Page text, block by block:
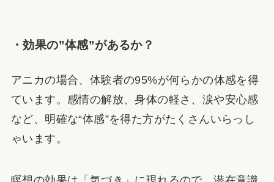
・効果の”体感”があるか？
アニカの場合、体験者の95%が何らかの体感を得
ています。感情の解放、身体の軽さ、涙や安心感
など、明確な“体感”を得た方がたくさんいらっし
ゃいます。